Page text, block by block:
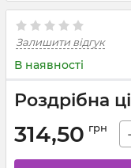
Залишити відгук
В наявності
Роздрібна
314,50 грн